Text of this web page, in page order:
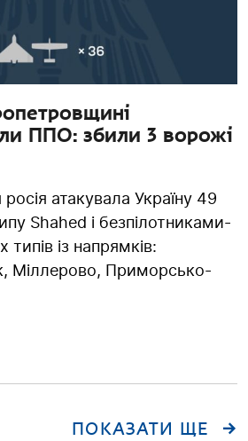
ППО: збили 3 ворожі
атакувала Україну 49
Shahed і безпілотниками-
типів із напрямків:
Міллерово, Приморсько-
ПОКАЗАТИ ЩЕ